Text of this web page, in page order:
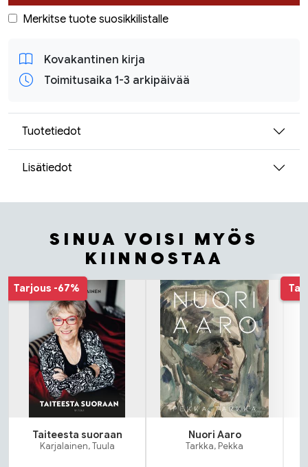
Merkitse tuote suosikkilistalle
Kovakantinen kirja
Toimitusaika 1-3 arkipäivää
Tuotetiedot
Lisätiedot
SINUA VOISI MYÖS
KIINNOSTAA
Tuoteluettelon alku
Tarjous -67%
Taiteesta suoraan
Karjalainen, Tuula
Nuori Aaro
Tarkka, Pekka